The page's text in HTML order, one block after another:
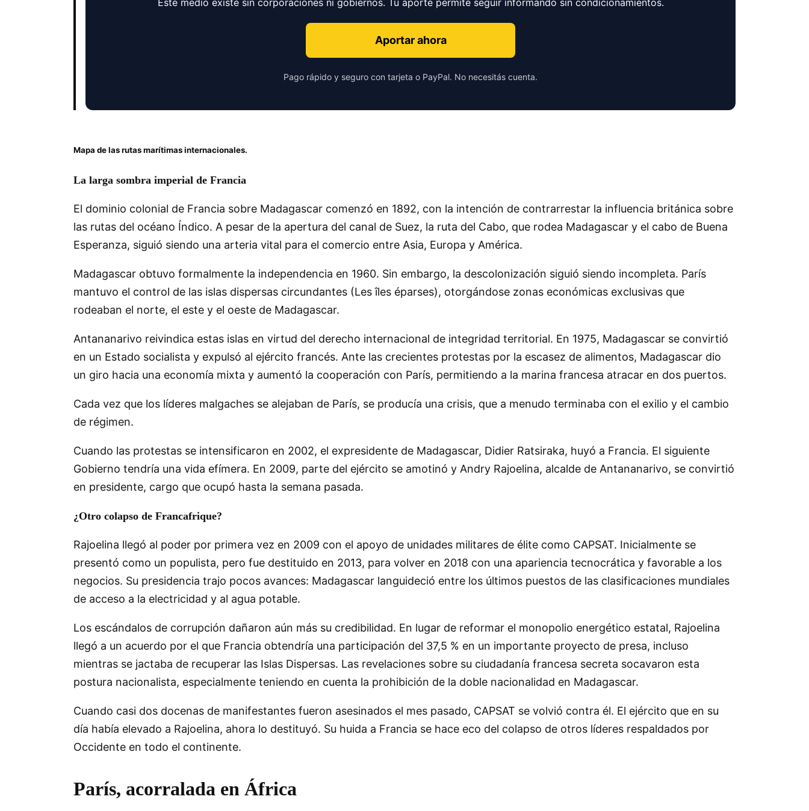
Este medio existe sin corporaciones ni gobiernos. Tu aporte permite seguir informando sin condicionamientos.
Aportar ahora
Pago rápido y seguro con tarjeta o PayPal. No necesitás cuenta.
Mapa de las rutas marítimas internacionales.
La larga sombra imperial de Francia
El dominio colonial de Francia sobre Madagascar comenzó en 1892, con la intención de contrarrestar la influencia británica sobre
las rutas del océano Índico. A pesar de la apertura del canal de Suez, la ruta del Cabo, que rodea Madagascar y el cabo de Buena
Esperanza, siguió siendo una arteria vital para el comercio entre Asia, Europa y América.
Madagascar obtuvo formalmente la independencia en 1960. Sin embargo, la descolonización siguió siendo incompleta. París
mantuvo el control de las islas dispersas circundantes (Les îles éparses), otorgándose zonas económicas exclusivas que
rodeaban el norte, el este y el oeste de Madagascar.
Antananarivo reivindica estas islas en virtud del derecho internacional de integridad territorial. En 1975, Madagascar se convirtió
en un Estado socialista y expulsó al ejército francés. Ante las crecientes protestas por la escasez de alimentos, Madagascar dio
un giro hacia una economía mixta y aumentó la cooperación con París, permitiendo a la marina francesa atracar en dos puertos.
Cada vez que los líderes malgaches se alejaban de París, se producía una crisis, que a menudo terminaba con el exilio y el cambio
de régimen.
Cuando las protestas se intensificaron en 2002, el expresidente de Madagascar, Didier Ratsiraka, huyó a Francia. El siguiente
Gobierno tendría una vida efímera. En 2009, parte del ejército se amotinó y Andry Rajoelina, alcalde de Antananarivo, se convirtió
en presidente, cargo que ocupó hasta la semana pasada.
¿Otro colapso de Francafrique?
Rajoelina llegó al poder por primera vez en 2009 con el apoyo de unidades militares de élite como CAPSAT. Inicialmente se
presentó como un populista, pero fue destituido en 2013, para volver en 2018 con una apariencia tecnocrática y favorable a los
negocios. Su presidencia trajo pocos avances: Madagascar languideció entre los últimos puestos de las clasificaciones mundiales
de acceso a la electricidad y al agua potable.
Los escándalos de corrupción dañaron aún más su credibilidad. En lugar de reformar el monopolio energético estatal, Rajoelina
llegó a un acuerdo por el que Francia obtendría una participación del 37,5 % en un importante proyecto de presa, incluso
mientras se jactaba de recuperar las Islas Dispersas. Las revelaciones sobre su ciudadanía francesa secreta socavaron esta
postura nacionalista, especialmente teniendo en cuenta la prohibición de la doble nacionalidad en Madagascar.
Cuando casi dos docenas de manifestantes fueron asesinados el mes pasado, CAPSAT se volvió contra él. El ejército que en su
día había elevado a Rajoelina, ahora lo destituyó. Su huida a Francia se hace eco del colapso de otros líderes respaldados por
Occidente en todo el continente.
París, acorralada en África